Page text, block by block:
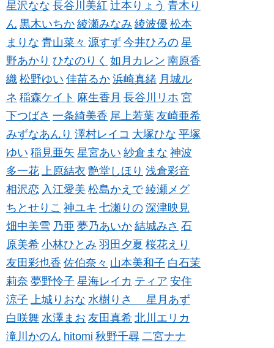
星沢なな 長谷川美紅 辻本りょう 青木り
ん 黒木いちか 綾瀬みなみ 綾波優 松本
まりな 青山菜々 源すず 今井ひろの 星
野あかり ひなのりく 如月カレン 南原香
織 松野ゆい 佳苗るか 浜崎真緒 月城ル
ネ 稲森ケイト 麻生香月 長谷川リホ 宮
下つばさ 一条綺美香 尾上若葉 友崎亜希
みずなあんり 澤村レイコ 大塚ひな 平塚
ゆい 稲見亜矢 星宮あい 紗倉まな 神波
多一花 上原結衣 艶堂しほり 浅倉彩音
相沢恋 入江愛美 松島かえで 綾瀬メグ
ちとせりこ 神ユキ 七瀬りの 深津映見
畑中美雪 乃亜 夢乃あいか 結城みさ 石
原美希 小林ひとみ 羽田夕夏 桜花えり
友田彩也香 佐伯奈々 山本美和子 白石茉
莉奈 夢野怜子 星海レイカ ティア 安住
涼子 上城りおな 水樹りさ 星月あず
白咲舞 水澤まお 友田真希 北川エリカ
滝川かのん hitomi 秋野千尋 二宮ナナ